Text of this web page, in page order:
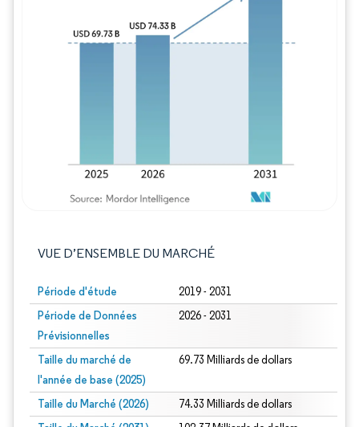
VUE D’ENSEMBLE DU MARCHÉ
Période d'étude 2019 - 2031
Période de Données
Prévisionnelles
2026 - 2031
Taille du marché de
l'année de base (2025)
69.73 Milliards de dollars
Taille du Marché (2026) 74.33 Milliards de dollars